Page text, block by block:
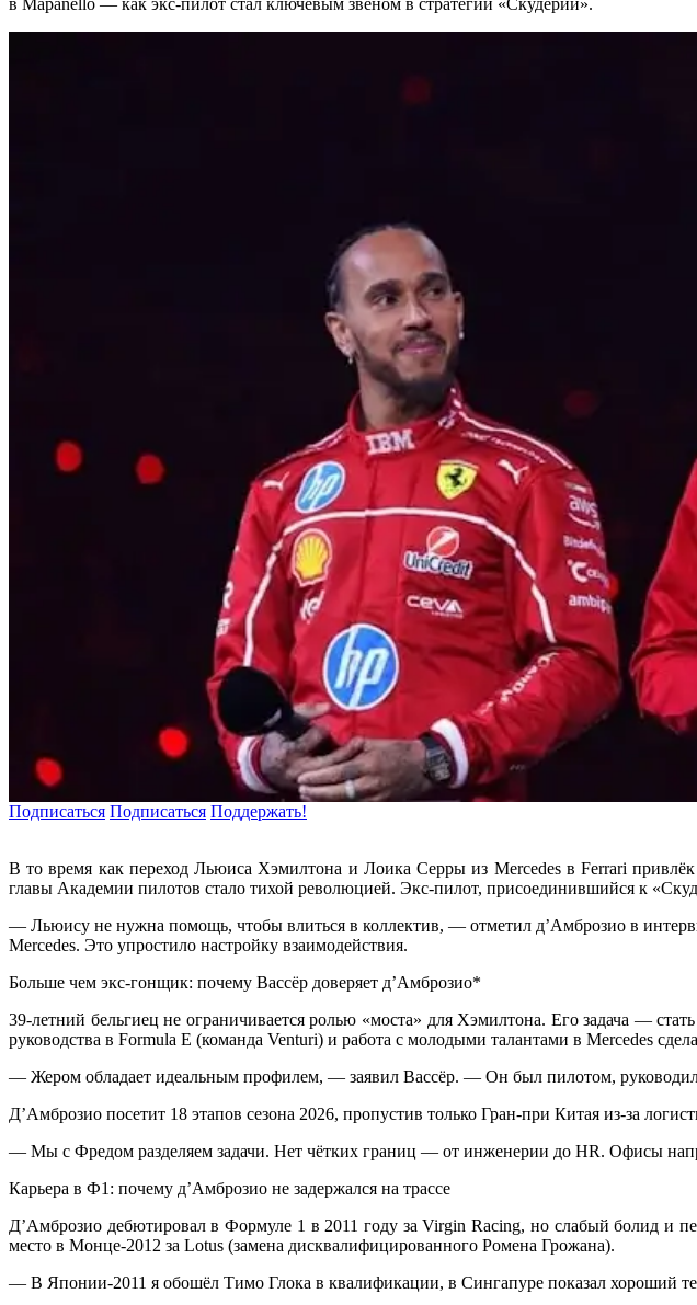
в Марanello — как экс-пилот стал ключевым звеном в стратегии «Скудерии».
Подписаться Подписаться Поддержать!
В то время как переход Льюиса Хэмилтона и Лоика Серры из Mercedes в Ferrari
главы Академии пилотов стало тихой революцией. Экс-пилот, присоединившийся к
— Льюису не нужна помощь, чтобы влиться в коллектив, — отметил д’Амброзио в
Mercedes. Это упростило настройку взаимодействия.
Больше чем экс-гонщик: почему Вассёр доверяет д’Амброзио*
39-летний бельгиец не ограничивается ролью «моста» для Хэмилтона. Его задача —
руководства в Formula E (команда Venturi) и работа с молодыми талантами в Mercedes
— Жером обладает идеальным профилем, — заявил Вассёр. — Он был пилотом, руководил
Д’Амброзио посетит 18 этапов сезона 2026, пропустив только Гран-при Китая из-за
— Мы с Фредом разделяем задачи. Нет чётких границ — от инженерии до HR. Офисы
Карьера в Ф1: почему д’Амброзио не задержался на трассе
Д’Амброзио дебютировал в Формуле 1 в 2011 году за Virgin Racing, но слабый болид и
место в Монце-2012 за Lotus (замена дисквалифицированного Ромена Грожана).
— В Японии-2011 я обошёл Тимо Глока в квалификации, в Сингапуре показал хороший